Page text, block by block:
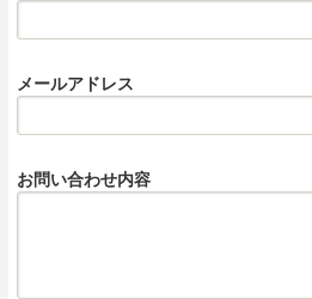
メールアドレス
お問い合わせ内容